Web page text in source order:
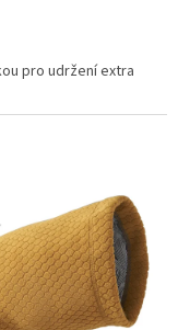
pro udržení extra